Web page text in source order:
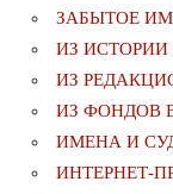
ЗАБЫТОЕ
ИЗ
ИЗ
ИЗ ФОНДОВ
ИМЕНА И
ИНТЕРНЕТ-